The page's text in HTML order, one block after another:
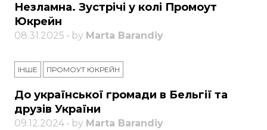
Незламна. Зустрічі у колі Промоут
Юкрейн
08.31.2025 • by Marta Barandiy
ІНШЕ ПРОМОУТ ЮКРЕЙН
До української громади в Бельгії та
друзів України
09.12.2024 • by Marta Barandiy